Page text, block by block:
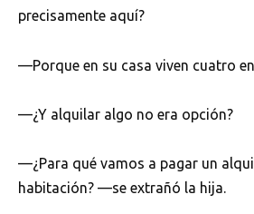
precisamente aquí?
—Porque en su casa viven cuatro
—¿Y alquilar algo no era opción?
—¿Para qué vamos a pagar un
habitación? —se extrañó la hija.